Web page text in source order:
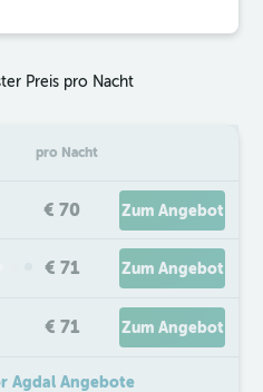
Preis pro Nacht
pro Nacht
€ 70 Zum Angebot
€ 71 Zum Angebot
€ 71 Zum Angebot
Agdal Angebote